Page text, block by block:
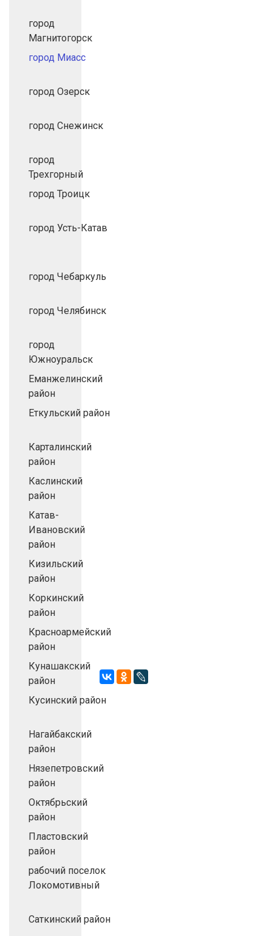
город
Магнитогорск
город Миасс
город Озерск
город Снежинск
город
Трехгорный
город Троицк
город Усть-Катав
город Чебаркуль
город Челябинск
город
Южноуральск
Еманжелинский
район
Еткульский район
Карталинский
район
Каслинский
район
Катав-
Ивановский
район
Кизильский
район
Коркинский
район
Красноармейский
район
Кунашакский
район
Кусинский район
Нагайбакский
район
Нязепетровский
район
Октябрьский
район
Пластовский
район
рабочий поселок
Локомотивный
Саткинский район